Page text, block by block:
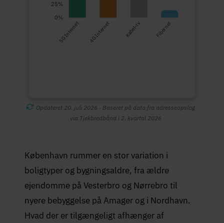
25%
0%
5G Internet 4G Internet Kabel-tv Fibernet
Opdateret 20. juli 2026 · Baseret på data fra adresseopslag
via Tjekbredbånd i 2. kvartal 2026
København rummer en stor variation i
boligtyper og bygningsaldre, fra ældre
ejendomme på Vesterbro og Nørrebro til
nyere bebyggelse på Amager og i Nordhavn.
Hvad der er tilgængeligt afhænger af